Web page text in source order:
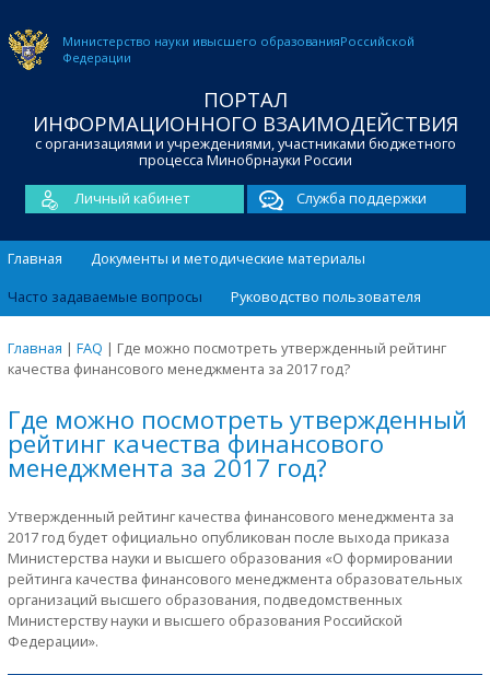
Министерство науки ивысшего образованияРоссийской
Федерации
ПОРТАЛ
ИНФОРМАЦИОННОГО ВЗАИМОДЕЙСТВИЯ
с организациями и учреждениями, участниками бюджетного
процесса Минобрнауки России
Личный кабинет
Служба поддержки
Главная
Документы и методические материалы
Часто задаваемые вопросы
Руководство пользователя
Главная | FAQ | Где можно посмотреть утвержденный рейтинг
качества финансового менеджмента за 2017 год?
Где можно посмотреть утвержденный
рейтинг качества финансового
менеджмента за 2017 год?
Утвержденный рейтинг качества финансового менеджмента за
2017 год будет официально опубликован после выхода приказа
Министерства науки и высшего образования «О формировании
рейтинга качества финансового менеджмента образовательных
организаций высшего образования, подведомственных
Министерству науки и высшего образования Российской
Федерации».